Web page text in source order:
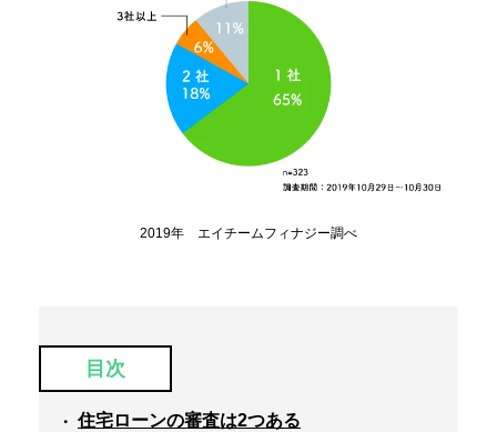
2019年 エイチームフィナジー調べ
目次
住宅ローンの審査は2つある